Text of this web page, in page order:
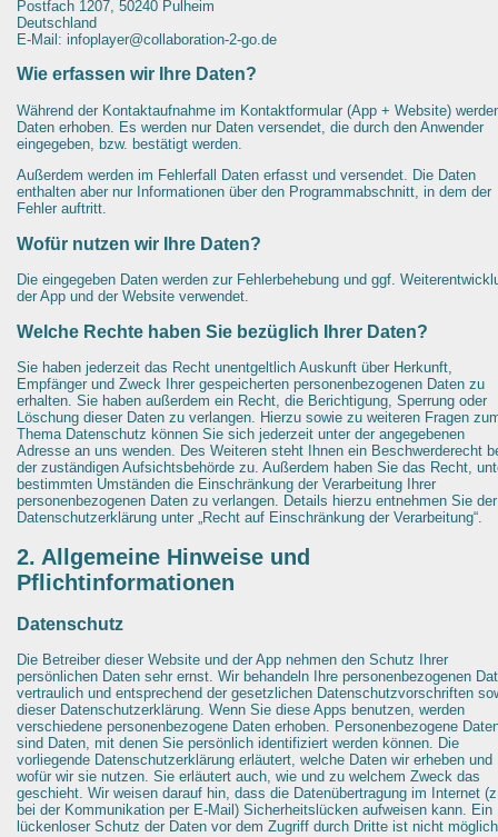
Postfach 1207, 50240 Pulheim
Deutschland
E-Mail: infoplayer@collaboration-2-go.de
Wie erfassen wir Ihre Daten?
Während der Kontaktaufnahme im Kontaktformular (App + Website)
Daten erhoben. Es werden nur Daten versendet, die durch den Anwender
eingegeben, bzw. bestätigt werden.
Außerdem werden im Fehlerfall Daten erfasst und versendet. Die Daten
enthalten aber nur Informationen über den Programmabschnitt, in dem der
Fehler auftritt.
Wofür nutzen wir Ihre Daten?
Die eingegeben Daten werden zur Fehlerbehebung und ggf.
der App und der Website verwendet.
Welche Rechte haben Sie bezüglich Ihrer Daten?
Sie haben jederzeit das Recht unentgeltlich Auskunft über Herkunft,
Empfänger und Zweck Ihrer gespeicherten personenbezogenen Daten zu
erhalten. Sie haben außerdem ein Recht, die Berichtigung, Sperrung oder
Löschung dieser Daten zu verlangen. Hierzu sowie zu weiteren Fragen
Thema Datenschutz können Sie sich jederzeit unter der angegebenen
Adresse an uns wenden. Des Weiteren steht Ihnen ein Beschwerderecht
der zuständigen Aufsichtsbehörde zu. Außerdem haben Sie das Recht,
bestimmten Umständen die Einschränkung der Verarbeitung Ihrer
personenbezogenen Daten zu verlangen. Details hierzu entnehmen Sie der
Datenschutzerklärung unter „Recht auf Einschränkung der Verarbeitung“.
2. Allgemeine Hinweise und
Pflichtinformationen
Datenschutz
Die Betreiber dieser Website und der App nehmen den Schutz Ihrer
persönlichen Daten sehr ernst. Wir behandeln Ihre personenbezogenen
vertraulich und entsprechend der gesetzlichen Datenschutzvorschriften
dieser Datenschutzerklärung. Wenn Sie diese Apps benutzen, werden
verschiedene personenbezogene Daten erhoben. Personenbezogene
sind Daten, mit denen Sie persönlich identifiziert werden können. Die
vorliegende Datenschutzerklärung erläutert, welche Daten wir erheben und
wofür wir sie nutzen. Sie erläutert auch, wie und zu welchem Zweck das
geschieht. Wir weisen darauf hin, dass die Datenübertragung im Internet
bei der Kommunikation per E-Mail) Sicherheitslücken aufweisen kann. Ein
lückenloser Schutz der Daten vor dem Zugriff durch Dritte ist nicht